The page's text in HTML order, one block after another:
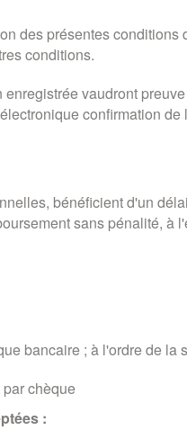
des présentes
conditions.
vaudront
confirmation
bénéficient d'un
sans pénalité, à
bancaire ; à l'ordre de la
chèque
: